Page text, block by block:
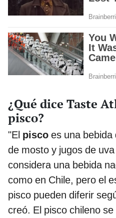
¿Qué dice Taste
pisco?
"El pisco es una
de mosto y jugos de
considera una bebida
como en Chile, pero el
pisco pueden diferir
creó. El pisco chileno